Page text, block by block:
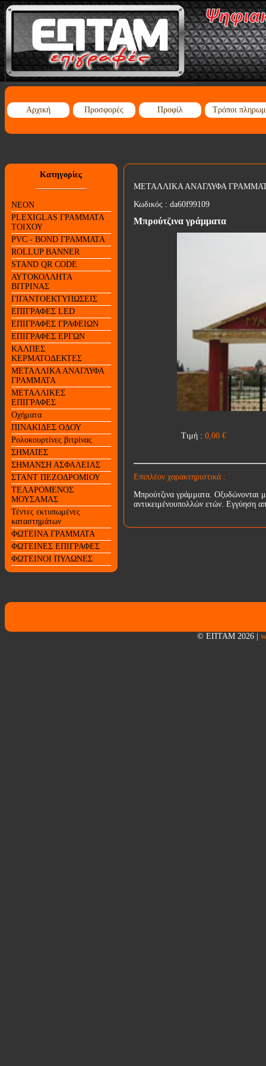
Αρχική Προσφορές Προφίλ Τρόποι
Κατηγορίες
NEON
PLEXIGLAS ΓΡΑΜΜΑΤΑ
ΤΟΙΧΟΥ
PVC - BOND ΓΡΑΜΜΑΤΑ
ROLLUP BANNER
STAND QR CODE
ΑΥΤΟΚΟΛΛΗΤΑ
ΒΙΤΡΙΝΑΣ
ΓΙΓΑΝΤΟΕΚΤΥΠΩΣΕΙΣ
ΕΠΙΓΡΑΦΕΣ LED
ΕΠΙΓΡΑΦΕΣ ΓΡΑΦΕΙΩΝ
ΕΠΙΓΡΑΦΕΣ ΕΡΓΩΝ
ΚΑΛΠΕΣ
ΚΕΡΜΑΤΟΔΕΚΤΕΣ
ΜΕΤΑΛΛΙΚΑ ΑΝΑΓΛΥΦΑ
ΓΡΑΜΜΑΤΑ
ΜΕΤΑΛΛΙΚΕΣ
ΕΠΙΓΡΑΦΕΣ
Οχήματα
ΠΙΝΑΚΙΔΕΣ ΟΔΟΥ
Ρολοκουρτίνες βιτρίνας
ΣΗΜΑΙΕΣ
ΣΗΜΑΝΣΗ ΑΣΦΑΛΕΙΑΣ
ΣΤΑΝΤ ΠΕΖΟΔΡΟΜΙΟΥ
ΤΕΛΑΡΟΜΕΝΟΣ
ΜΟΥΣΑΜΑΣ
Τέντες εκτυπωμένες
καταστημάτων
ΦΩΤΕΙΝΑ ΓΡΑΜΜΑΤΑ
ΦΩΤΕΙΝΕΣ ΕΠΙΓΡΑΦΕΣ
ΦΩΤΕΙΝΟΙ ΠΥΛΩΝΕΣ
ΜΕΤΑΛΛΙΚΑ ΑΝΑΓΛΥΦΑ
Κωδικός : da60f99109
Μπρούτζινα γράμματα
Τιμή : 0,00 €
Επιπλέον χαρακτηριστικά :
Μπρούτζινα γράμματα. Οξυδώνονται
αντικειμένουπολλών ετών. Εγγύηση
© ΕΠΤΑΜ 2026 |